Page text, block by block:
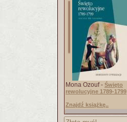
Mona Ozouf - Święto
rewolucyjne 1789-1799
Znajdź książkę..